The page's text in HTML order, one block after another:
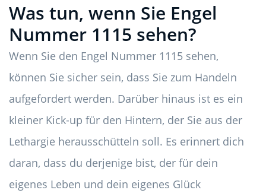
Was tun, wenn Sie Engel
Nummer 1115 sehen?
Wenn Sie den Engel Nummer 1115 sehen,
können Sie sicher sein, dass Sie zum Handeln
aufgefordert werden. Darüber hinaus ist es ein
kleiner Kick-up für den Hintern, der Sie aus der
Lethargie herausschütteln soll. Es erinnert dich
daran, dass du derjenige bist, der für dein
eigenes Leben und dein eigenes Glück